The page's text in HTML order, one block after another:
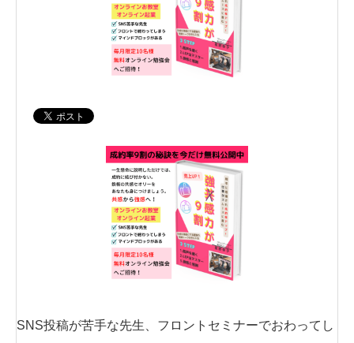
SNS投稿が苦手な先生、フロントセミナーでおわってし